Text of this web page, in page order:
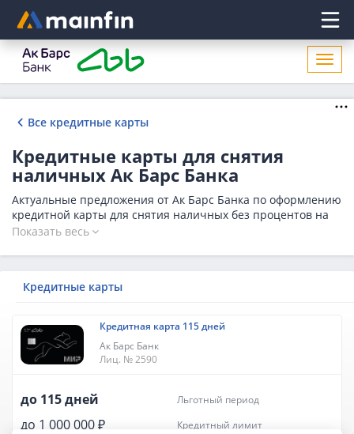
Главное меню
Все кредитные карты
Кредитные карты для снятия
наличных Ак Барс Банка
Актуальные предложения от Ак Барс Банка по оформлению
кредитной карты для снятия наличных без процентов на
2026 год. Изучите условия банка и оформите заявку на
процентной ставкой и льготным периодом от 50 дней.
Количество предложений в Ак Барс Банке на сегодня - 1.
Показать весь
Кредитные карты
Кредитная карта 115 дней
Ак Барс Банк
Лиц. № 2590
до 115 дней льготный период
до 1 000 000 ₽ кредитный лимит